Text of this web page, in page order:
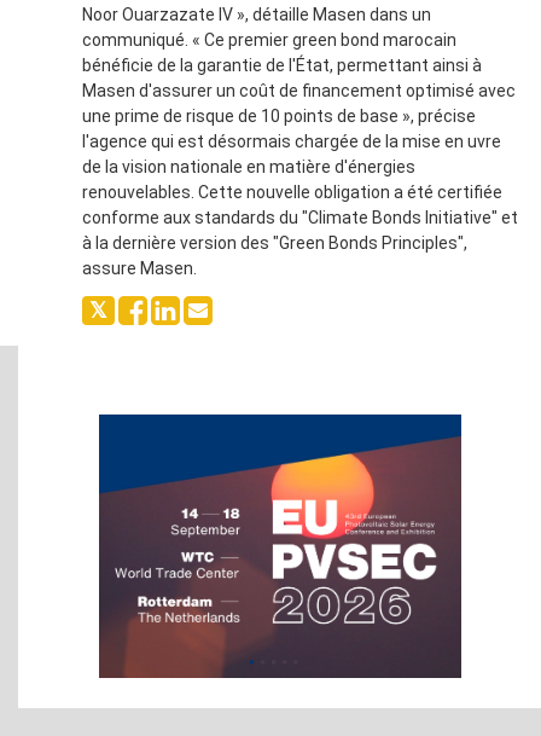
Noor Ouarzazate IV », détaille Masen dans un
communiqué. « Ce premier green bond marocain
bénéficie de la garantie de l'État, permettant ainsi à
Masen d'assurer un coût de financement optimisé avec
une prime de risque de 10 points de base », précise
l'agence qui est désormais chargée de la mise en uvre
de la vision nationale en matière d'énergies
renouvelables. Cette nouvelle obligation a été certifiée
conforme aux standards du "Climate Bonds Initiative" et
à la dernière version des "Green Bonds Principles",
assure Masen.